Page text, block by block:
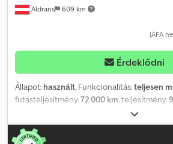
Aldrans 609 km
(ÁFA
Érdeklődni
Állapot: használt, Funkcionalitás:teljesen
futásteljesítmény:72 000 km, teljesítmény:
,
mechanikai, szín:fehér, első forgalomba
következő vizsga (TÜV):